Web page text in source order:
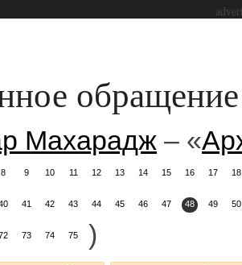
Махарадж – «
8 9 10 11 12 13 14 15 16 17 18
41 42 43 44 45 46 47 48 49 50
73 74 75 )